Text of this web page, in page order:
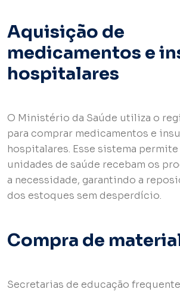
Aquisição de
medicamentos e
hospitalares
O Ministério da Saúde utiliza o
para comprar medicamentos e
hospitalares. Esse sistema
unidades de saúde recebam os
a necessidade, garantindo a
dos estoques sem desperdício.
Compra de
Secretarias de educação